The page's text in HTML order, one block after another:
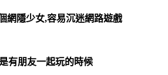
網隱少女,容易沉迷網路遊戲
有朋友一起玩的時候